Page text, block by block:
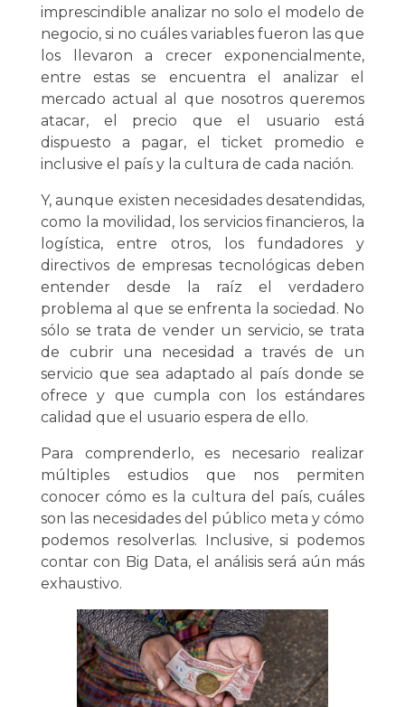
imprescindible analizar no solo el modelo de
negocio, si no cuáles variables fueron las que
los llevaron a crecer exponencialmente,
entre estas se encuentra el analizar el
mercado actual al que nosotros queremos
atacar, el precio que el usuario está
dispuesto a pagar, el ticket promedio e
inclusive el país y la cultura de cada nación.
Y, aunque existen necesidades desatendidas,
como la movilidad, los servicios financieros, la
logística, entre otros, los fundadores y
directivos de empresas tecnológicas deben
entender desde la raíz el verdadero
problema al que se enfrenta la sociedad. No
sólo se trata de vender un servicio, se trata
de cubrir una necesidad a través de un
servicio que sea adaptado al país donde se
ofrece y que cumpla con los estándares
calidad que el usuario espera de ello.
Para comprenderlo, es necesario realizar
múltiples estudios que nos permiten
conocer cómo es la cultura del país, cuáles
son las necesidades del público meta y cómo
podemos resolverlas. Inclusive, si podemos
contar con Big Data, el análisis será aún más
exhaustivo.